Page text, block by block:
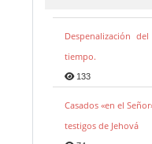
Despenalización
tiempo.
133
Casados «en el
testigos de Jehová